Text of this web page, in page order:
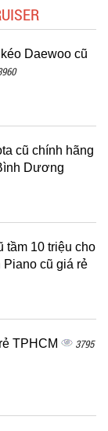
Daewoo cũ
cũ chính hãng
Dương
tầm 10 triệu cho
cũ giá rẻ
TPHCM 3795